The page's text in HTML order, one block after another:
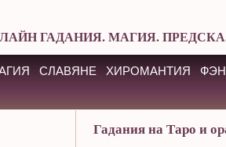
ГАДАНИЯ. МАГИЯ.
СЛАВЯНЕ ХИРОМАНТИЯ
Гадания на Таро и